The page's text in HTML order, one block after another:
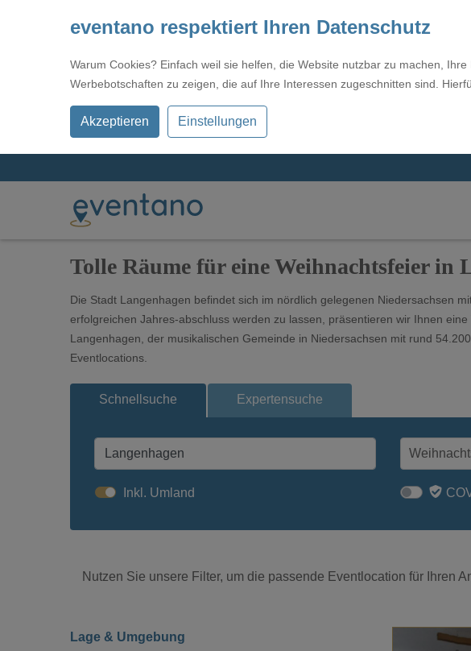
eventano respektiert Ihren Datenschutz
Warum Cookies? Einfach weil sie helfen, die Website nutzbar zu machen,
Werbebotschaften zu zeigen, die auf Ihre Interessen zugeschnitten sind.
Akzeptieren Einstellungen
Tolle Räume für eine Weihnachtsfeier
Die Stadt Langenhagen befindet sich im nördlich gelegenen Niedersachsen
erfolgreichen Jahres-abschluss werden zu lassen, präsentieren wir Ihnen
Langenhagen, der musikalischen Gemeinde in Niedersachsen mit rund
Eventlocations.
Schnellsuche Expertensuche
Inkl. Umland
Nutzen Sie unsere Filter, um die passende Eventlocation für Ihren
Lage & Umgebung